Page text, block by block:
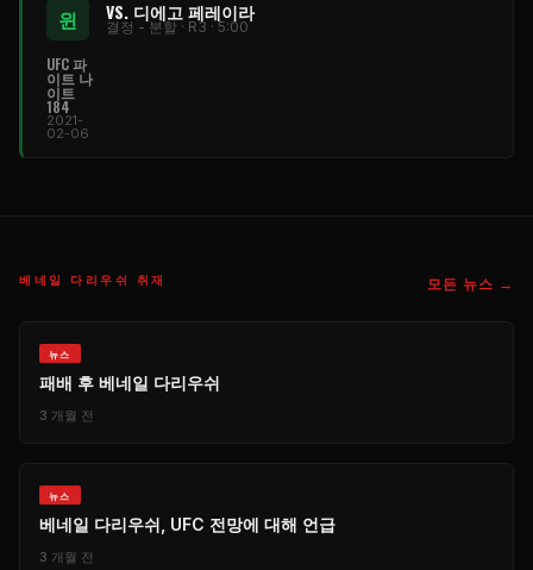
윈 VS. 디에고 페레이라
결정 - 분할 · R3 · 5:00
UFC 파
이트 나
이트
184
2021-
02-06
베네일 다리우쉬 취재 모든 뉴스 →
​뉴스
패배 후 베네일 다리우쉬
3 개월 전
​뉴스
베네일 다리우쉬, UFC 전망에 대해 언급
3 개월 전